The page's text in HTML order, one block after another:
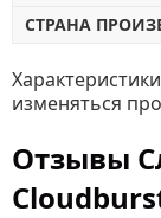
СТРАНА
изменяться
Отзывы